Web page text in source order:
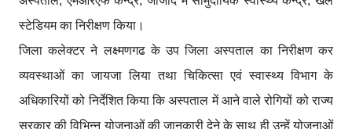
स्टेडियम का निरीक्षण किया।
जिला कलेक्टर ने लक्ष्मणगढ के उप जिला अस्पताल का निरीक्षण कर
व्यवस्थाओं का जायजा लिया तथा चिकित्सा एवं स्वास्थ्य विभाग के
अधिकारियों को निर्देशित किया कि अस्पताल में आने वाले रोगियों को राज्य
सरकार की विभिन्न योजनाओं की जानकारी देने के साथ ही उन्हें योजनाओं